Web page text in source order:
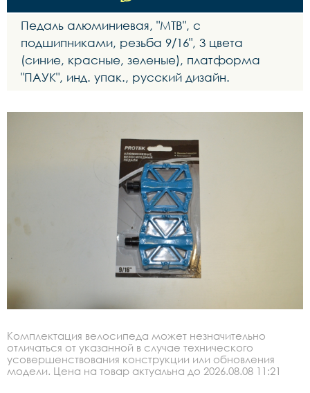
Педаль алюминиевая, "МТВ", с
подшипниками, резьба 9/16", 3 цвета
(синие, красные, зеленые), платформа
"ПАУК", инд. упак., русский дизайн.
Комплектация велосипеда может незначительно
отличаться от указанной в случае технического
усовершенствования конструкции или обновления
модели. Цена на товар актуальна до 2026.08.08 11:21